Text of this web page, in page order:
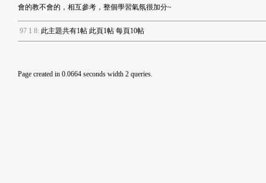
會的教不會的，相互參考，整個學習氣氛很加分~
97 1 8: 此主題共有1帖 此頁1帖 每頁10帖
Page created in 0.0664 seconds width 2 queries.